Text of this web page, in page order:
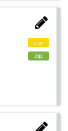
csv
zip